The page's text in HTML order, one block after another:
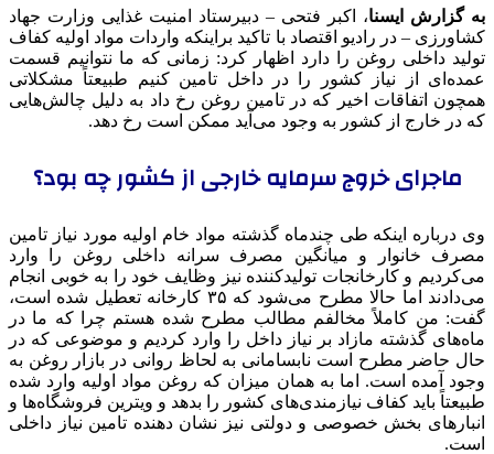
به گزارش ایسنا، اکبر فتحی – دبیرستاد امنیت غذایی وزارت جهاد
کشاورزی – در رادیو اقتصاد با تاکید براینکه واردات مواد اولیه کفاف
تولید داخلی روغن را دارد اظهار کرد: زمانی که ما نتوانیم قسمت
عمده‌ای از نیاز کشور را در داخل تامین کنیم طبیعتاً مشکلاتی
همچون اتفاقات اخیر که در تامین روغن رخ داد به دلیل چالش‌هایی
که در خارج از کشور به وجود می‌آید ممکن است رخ دهد.
ماجرای خروج سرمایه خارجی از کشور چه بود؟
وی درباره اینکه طی چندماه گذشته مواد خام اولیه مورد نیاز تامین
مصرف خانوار و میانگین مصرف سرانه داخلی روغن را وارد
می‌کردیم و کارخانجات تولیدکننده نیز وظایف خود را به خوبی انجام
می‌دادند اما حالا مطرح می‌شود که ۳۵ کارخانه تعطیل شده است،
گفت: من کاملاً مخالفم مطالب مطرح شده هستم چرا که ما در
ماه‌های گذشته مازاد بر نیاز داخل را وارد کردیم و موضوعی که در
حال حاضر مطرح است نابسامانی به لحاظ روانی در بازار روغن به
وجود آمده است. اما به همان میزان که روغن مواد اولیه وارد شده
طبیعتاً باید کفاف نیازمندی‌های کشور را بدهد و ویترین فروشگاه‌ها و
انبارهای بخش خصوصی و دولتی نیز نشان دهنده تامین نیاز داخلی
است.